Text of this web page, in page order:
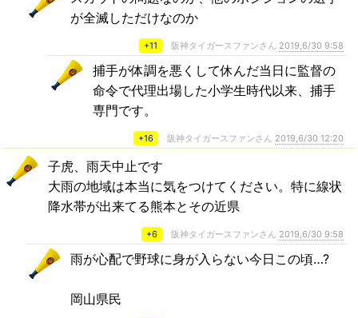
が全滅しただけなのか
+11 阪神タイガースファンさん 2019,6/30 9:58
捕手が体調を悪くして休んだ当日に監督の
命令で代理出場した小学生時代以来、捕手
専門です。
+16 阪神タイガースファンさん 2019,6/30 12:20
子虎、雨天中止です
大雨の地域は本当に気をつけてください。特に線状
降水帯が出来てる熊本とその近県
+6 阪神タイガースファンさん 2019,6/30 9:58
雨が心配で野球に身が入らない今日この頃…?
岡山県民